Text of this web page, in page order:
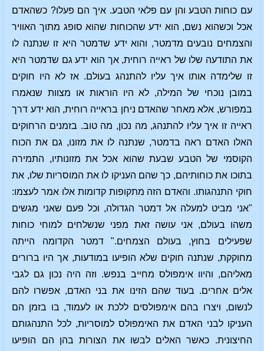
עם כוחות הטבע והן עם פלאי הטבע. איך הם פעלו? כשהאדם
אכל וכשהוא נשם, הוא ידע שהכוחות שהוא סופג מתוך האוויר
והצמחים נובעים מדמטר, והוא ידע שדמטר היא זו שנתנה לו
את התודעה שלו של ראייה רוחית, אך הוא ידע גם שדמטר היא
זו שלימדה אותו איך עליו להתנהג בעולם. אז לא היו חוקים
במובן נוכחי של המילה, לא היו הוראות או מצוות שנאמרו
במפורש, אלא מאחר שהאדם ניחן בראייה רוחית, הוא ידע דרך
ראייה זו איך עליו להתנהג, מה נכון, מה טוב. בזמנים הרחוקים
האלו האדם ראה בדמטר, שנתנה לו את מזונו, גם את הכוח
הקוסמי של הטבע שבעת שהוא אכל את מזונותיו, התמירה
בתוכו את כוחותיהם, כך שהם העניקו לו את המוסריות שלו, את
חוקי התנהגותו. והאדם הזה מתקופות קדומות אלו אמר לעצמו:
"אני מביט למעלה אל דמטר הגדולה, וכל פעם שאני מגשים
משהו בעולם, אני עושה זאת מפני שנשלחים למוחי כוחות
שפעילים בחוץ, בעולם הצמחים." דמטר הקדומה הייתה
מחוקקת, שנתנה חוקים שלא הופיעו במודעות, אך היו ברורים
מאליהם, והיוו אימפולס מחייב בנפש. וזה היה נכון גם לגבי
אלים אחרים. בעוד שהם הזינו את בני האדם, אפשרו להם
לנשום, ויצרו בהם אימפולסים ללכת או לעמוד, בו בזמן הם
העניקו לבני האדם את האימפולס למוסריות, לכל התנהגותם
החיצונית. כאשר האלים לבשו את הצורות בהן הם הופיעו